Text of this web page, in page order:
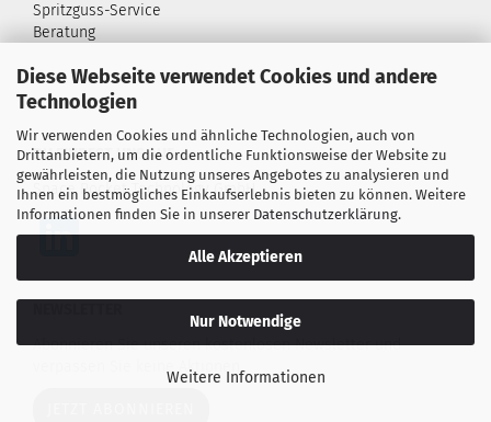
Diese Webseite verwendet Cookies und andere
Technologien
Wir verwenden Cookies und ähnliche Technologien, auch von
Drittanbietern, um die ordentliche Funktionsweise der Website zu
gewährleisten, die Nutzung unseres Angebotes zu analysieren und
Ihnen ein bestmögliches Einkaufserlebnis bieten zu können. Weitere
Informationen finden Sie in unserer Datenschutzerklärung.
Alle Akzeptieren
Nur Notwendige
Weitere Informationen
Spritzguss-Service
Beratung
DU FINDEST UNS AUF
Space Rocket Technology GmbH
Abonnieren Sie unseren kostenlosen Newsletter und
verpassen Sie keine Aktionen.